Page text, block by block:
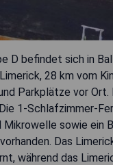
D befindet sich in
28 km vom
Parkplätze vor Ort.
1-Schlafzimmer-
sowie ein
Das
während das